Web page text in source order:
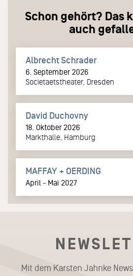
Schon gehört? Das
auch
Albrecht Schrader
6. September 2026
Societaetstheater, Dresden
David Duchovny
18. Oktober 2026
Markthalle, Hamburg
MAFFAY + OERDING
April - Mai 2027
Mit dem Karsten Jahnke